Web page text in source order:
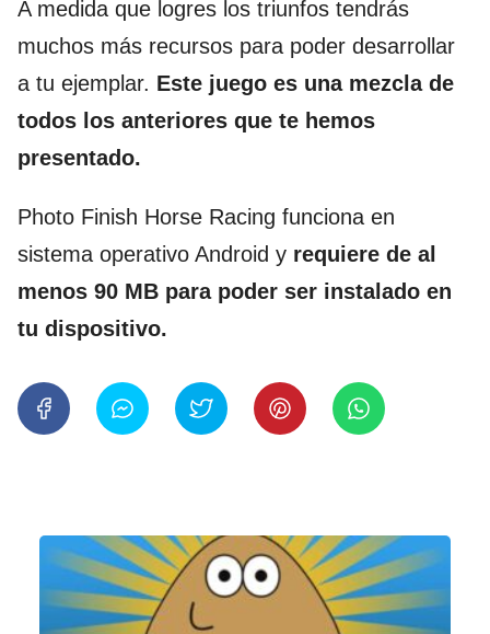
A medida que logres los triunfos tendrás
muchos más recursos para poder desarrollar
a tu ejemplar. Este juego es una mezcla de
todos los anteriores que te hemos
presentado.
Photo Finish Horse Racing funciona en
sistema operativo Android y requiere de al
menos 90 MB para poder ser instalado en
tu dispositivo.